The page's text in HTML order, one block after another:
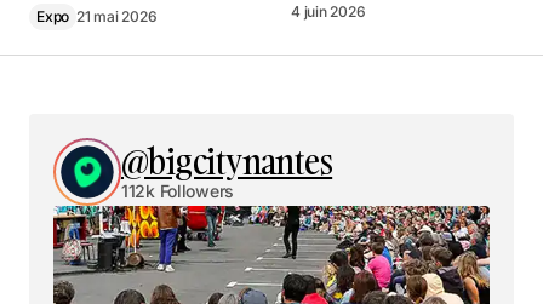
Expo 21 mai 2026 4 juin 2026
@bigcitynantes
112k Followers